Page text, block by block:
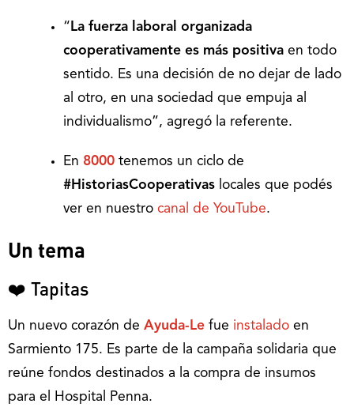
“ La fuerza laboral organizada
cooperativamente es más positiva en todo
sentido. Es una decisión de no dejar de lado
al otro, en una sociedad que empuja al
individualismo”, agregó la referente.
En 8000 tenemos un ciclo de
#HistoriasCooperativas locales que podés
ver en nuestro canal de YouTube.
Un tema
❤️ Tapitas
Un nuevo corazón de Ayuda-Le fue instalado en
Sarmiento 175. Es parte de la campaña solidaria que
reúne fondos destinados a la compra de insumos
para el Hospital Penna.